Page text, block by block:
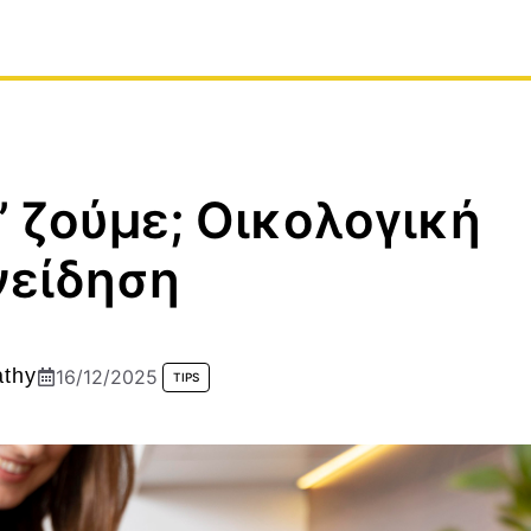
Οικολογική
16/12/2025 TIPS